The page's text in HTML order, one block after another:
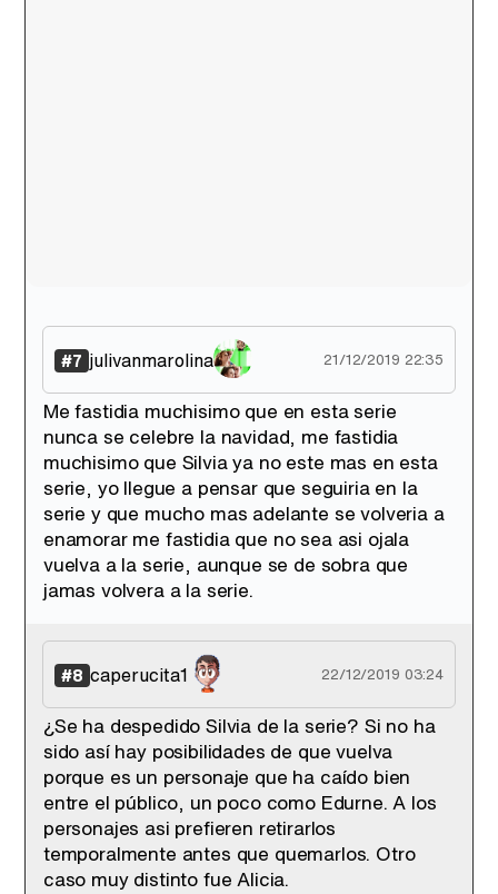
#7 julivanmarolina 21/12/2019 22:35
Me fastidia muchisimo que en esta serie
nunca se celebre la navidad, me fastidia
muchisimo que Silvia ya no este mas en esta
serie, yo llegue a pensar que seguiria en la
serie y que mucho mas adelante se volveria a
enamorar me fastidia que no sea asi ojala
vuelva a la serie, aunque se de sobra que
jamas volvera a la serie.
#8 caperucita1 22/12/2019 03:24
¿Se ha despedido Silvia de la serie? Si no ha
sido así hay posibilidades de que vuelva
porque es un personaje que ha caído bien
entre el público, un poco como Edurne. A los
personajes asi prefieren retirarlos
temporalmente antes que quemarlos. Otro
caso muy distinto fue Alicia.